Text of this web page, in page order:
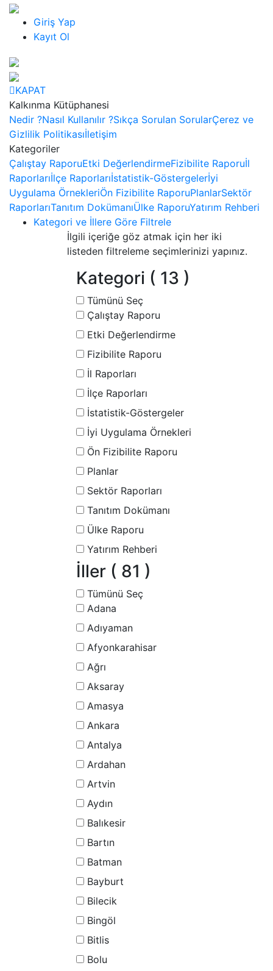
Giriş Yap
Kayıt Ol
KAPAT
Kalkınma Kütüphanesi
Nedir ?Nasıl Kullanılır ?Sıkça Sorulan SorularÇerez ve
Gizlilik Politikasıİletişim
Kategoriler
Çalıştay RaporuEtki DeğerlendirmeFizibilite Raporuİl
Raporlarıİlçe Raporlarıİstatistik-Göstergelerİyi
Uygulama ÖrnekleriÖn Fizibilite RaporuPlanlarSektör
RaporlarıTanıtım DokümanıÜlke RaporuYatırım Rehberi
Kategori ve İllere Göre Filtrele
İlgili içeriğe göz atmak için her iki
listeden filtreleme seçimlerinizi yapınız.
Kategori ( 13 )
Tümünü Seç
Çalıştay Raporu
Etki Değerlendirme
Fizibilite Raporu
İl Raporları
İlçe Raporları
İstatistik-Göstergeler
İyi Uygulama Örnekleri
Ön Fizibilite Raporu
Planlar
Sektör Raporları
Tanıtım Dokümanı
Ülke Raporu
Yatırım Rehberi
İller ( 81 )
Tümünü Seç
Adana
Adıyaman
Afyonkarahisar
Ağrı
Aksaray
Amasya
Ankara
Antalya
Ardahan
Artvin
Aydın
Balıkesir
Bartın
Batman
Bayburt
Bilecik
Bingöl
Bitlis
Bolu